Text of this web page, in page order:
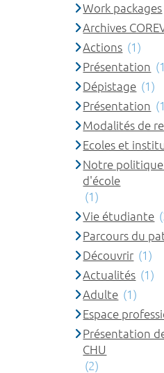
Work packages
Archives
Actions (1)
Présentation
Dépistage (1)
Présentation
Modalités de
Ecoles et
Notre
d'école
(1)
Vie étudiante
Parcours du
Découvrir (1)
Actualités (1)
Adulte (1)
Espace
Présentation
CHU
(2)